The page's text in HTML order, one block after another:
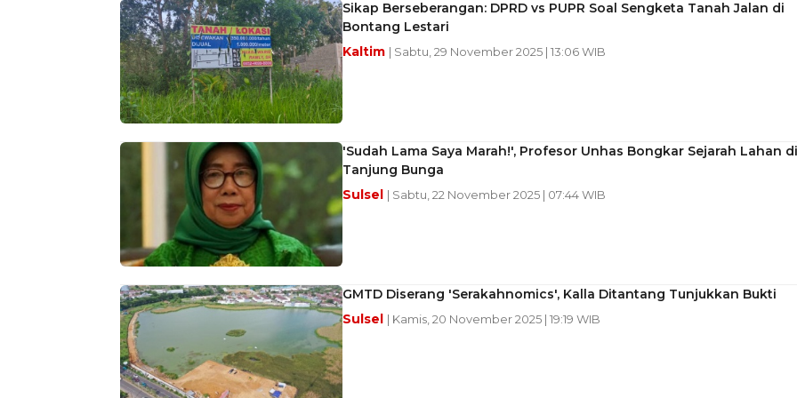
Sikap Berseberangan: DPRD vs PUPR Soal Sengketa Tanah Jalan di
Bontang Lestari
Kaltim | Sabtu, 29 November 2025 | 13:06 WIB
'Sudah Lama Saya Marah!', Profesor Unhas Bongkar Sejarah Lahan di
Tanjung Bunga
Sulsel | Sabtu, 22 November 2025 | 07:44 WIB
GMTD Diserang 'Serakahnomics', Kalla Ditantang Tunjukkan Bukti
Sulsel | Kamis, 20 November 2025 | 19:19 WIB